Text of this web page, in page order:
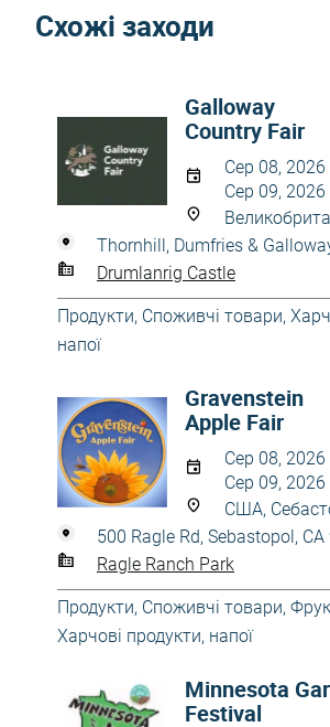
Схожі заходи
Galloway
Country Fair
Сер 08, 2026
Сер 09, 2026
Thornhill, Dumfries &
Drumlanrig Castle
Продукти, Споживчі товари,
напої
Gravenstein
Apple Fair
Сер 08, 2026
Сер 09, 2026
США,
500 Ragle Rd, Sebastopol,
Ragle Ranch Park
Продукти, Споживчі товари,
Харчові продукти, напої
Minnesota
Festival